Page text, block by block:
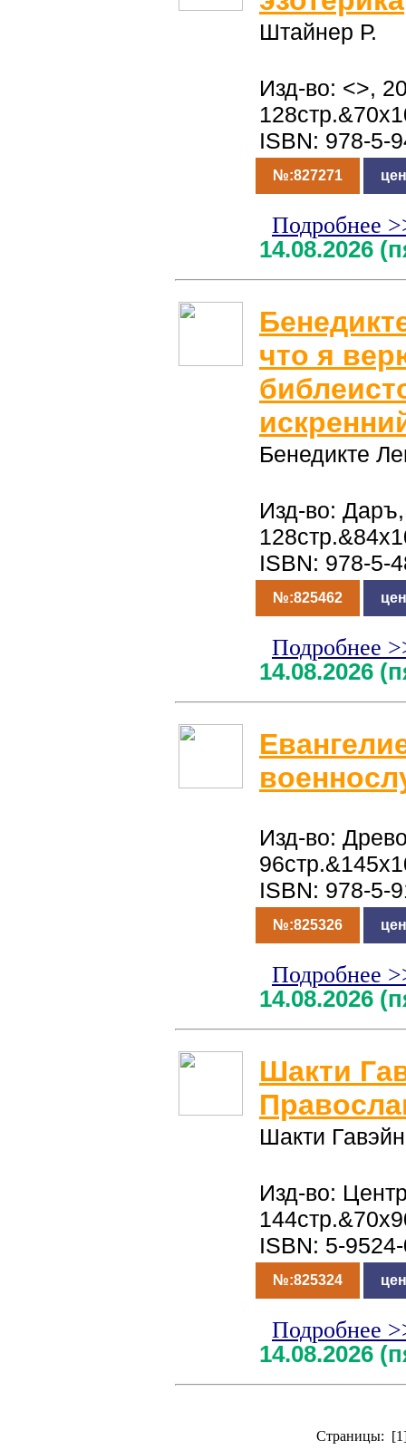
Штайнер Р.
Изд-во: <>,
ISBN: 978-5-
№:827271
Подробнее
14.08.2026
что я
Бенедикте
Изд-во:
ISBN: 978-5-
№:825462
Подробнее
14.08.2026
Изд-во:
ISBN: 978-5-
№:825326
Подробнее
14.08.2026
Шакти
Шакти Гавэйн
Изд-во:
ISBN: 5-
№:825324
Подробнее
14.08.2026
Страницы: